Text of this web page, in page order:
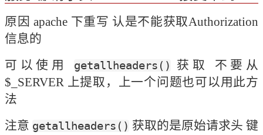
原因 apache 下重写 认是不能获取Authorization
信息的
可以使用
getallheaders()
获取 不要从
$_SERVER 上提取，上一个问题也可以用此方
法
注意 getallheaders() 获取的是原始请求头 键